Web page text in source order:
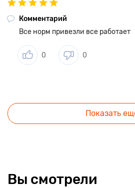
Комментарий
Все норм привезли все работает
0 0
Показать
Вы смотрели